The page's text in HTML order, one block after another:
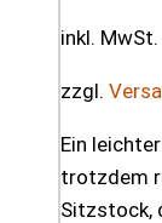
inkl. MwSt.
zzgl.
Ein
trotzdem
Sitzstock,